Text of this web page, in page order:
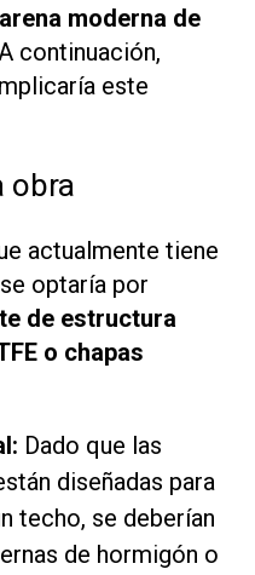
moderna de
continuación,
este
obra
actualmente tiene
optaría por
de estructura
o chapas
Dado que las
diseñadas para
techo, se deberían
de hormigón o